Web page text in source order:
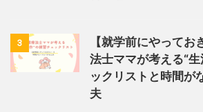
3
【就学前にやってお
法士ママが考える“
ックリストと時間が
夫